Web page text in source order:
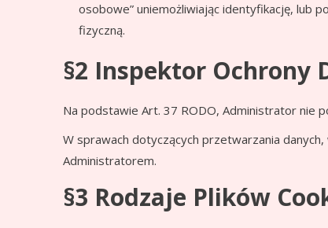
osobowe” uniemożliwiając identyfikację, lub
fizyczną.
§2 Inspektor Ochrony
Na podstawie Art. 37 RODO, Administrator nie
W sprawach dotyczących przetwarzania
Administratorem.
§3 Rodzaje Plików